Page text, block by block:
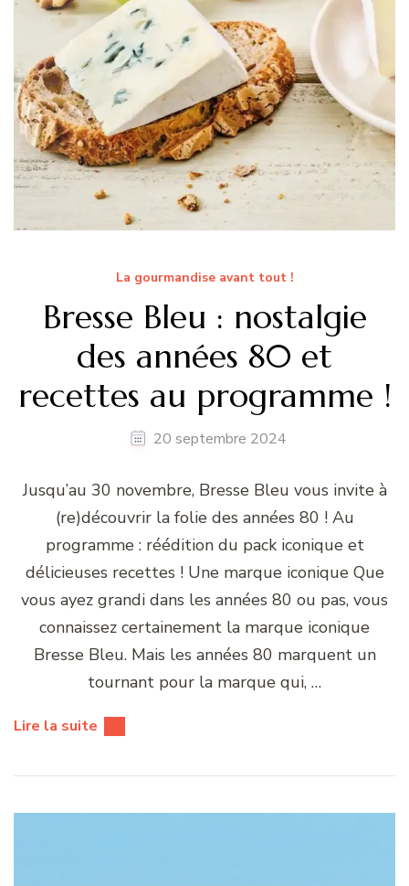
La gourmandise avant tout !
Bresse Bleu : nostalgie
des années 80 et
recettes au programme !
20 septembre 2024
Jusqu’au 30 novembre, Bresse Bleu vous invite à
(re)découvrir la folie des années 80 ! Au
programme : réédition du pack iconique et
délicieuses recettes ! Une marque iconique Que
vous ayez grandi dans les années 80 ou pas, vous
connaissez certainement la marque iconique
Bresse Bleu. Mais les années 80 marquent un
tournant pour la marque qui, …
Lire la suite